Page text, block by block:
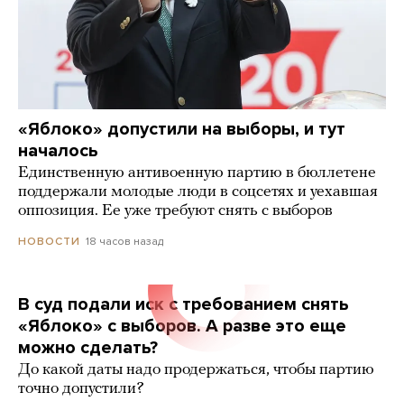
«Яблоко» допустили на выборы, и тут
началось
Единственную антивоенную партию в бюллетене
поддержали молодые люди в соцсетях и уехавшая
оппозиция. Ее уже требуют снять с выборов
НОВОСТИ 18 часов назад
В суд подали иск с требованием снять
«Яблоко» с выборов. А разве это еще
можно сделать?
До какой даты надо продержаться, чтобы партию
точно допустили?